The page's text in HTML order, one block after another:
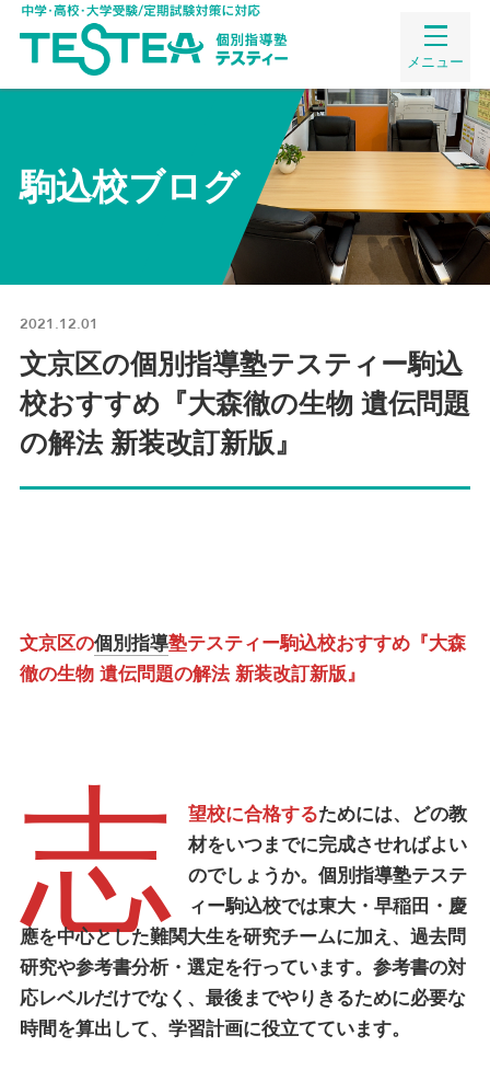
メニュー
駒込校ブログ
2021.12.01
文京区の個別指導塾テスティー駒込
校おすすめ『大森徹の生物 遺伝問題
の解法 新装改訂新版』
文京区の個別指導塾テスティー駒込校おすすめ『大森
徹の生物 遺伝問題の解法 新装改訂新版』
志 望校に合格するためには、どの教
材をいつまでに完成させればよい
のでしょうか。 個別指導塾テステ
ィー駒込校では東大・早稲田・慶
應を中心とした難関大生を研究チームに加え、過去問
研究や参考書分析・選定を行っています。参考書の対
応レベルだけでなく、最後までやりきるために必要な
時間を算出して、学習計画に役立てています。